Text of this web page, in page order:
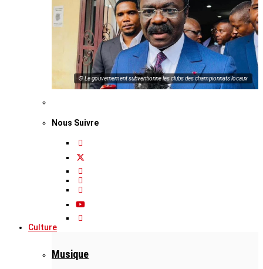
© Le gouvernement subventionne les clubs des championnats locaux
Nous Suivre
Culture
Musique